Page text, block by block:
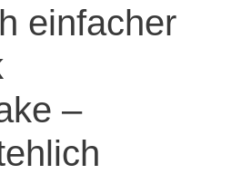
einfacher
–